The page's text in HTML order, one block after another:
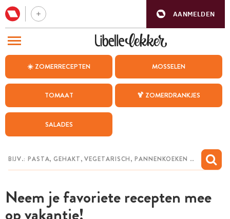
AANMELDEN
☀️ ZOMERRECEPTEN MOSSELEN
TOMAAT 🍹 ZOMERDRANKJES
SALADES
Neem je favoriete recepten mee
op vakantie!
BEZOEK ONZE ANDERE WEBSITES
WEEKMENU
CHAT MET MAIA
MIJN BEWAARDE RECEPTEN